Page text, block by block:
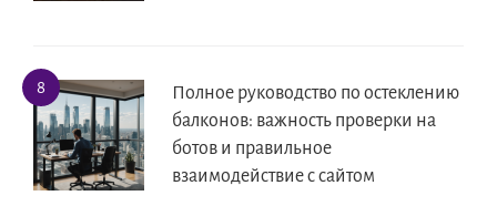
Полное руководство по остеклению
балконов: важность проверки на
ботов и правильное
взаимодействие с сайтом